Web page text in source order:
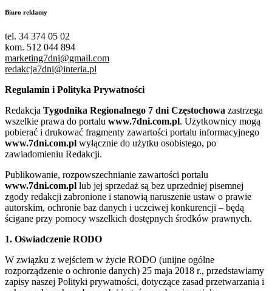
Biuro reklamy
tel. 34 374 05 02
kom. 512 044 894
marketing7dni@gmail.com
redakcja7dni@interia.pl
Regulamin i Polityka Prywatności
Redakcja Tygodnika Regionalnego 7 dni Częstochowa zastrzega
wszelkie prawa do portalu www.7dni.com.pl. Użytkownicy mogą
pobierać i drukować fragmenty zawartości portalu informacyjnego
www.7dni.com.pl wyłącznie do użytku osobistego, po
zawiadomieniu Redakcji.
Publikowanie, rozpowszechnianie zawartości portalu
www.7dni.com.pl lub jej sprzedaż są bez uprzedniej pisemnej
zgody redakcji zabronione i stanowią naruszenie ustaw o prawie
autorskim, ochronie baz danych i uczciwej konkurencji – będą
ścigane przy pomocy wszelkich dostępnych środków prawnych.
1. Oświadczenie RODO
W związku z wejściem w życie RODO (unijne ogólne
rozporządzenie o ochronie danych) 25 maja 2018 r., przedstawiamy
zapisy naszej Polityki prywatności, dotyczące zasad przetwarzania i